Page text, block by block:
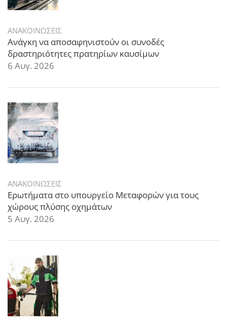
ΑΝΑΚΟΙΝΩΣΕΙΣ
Ανάγκη να αποσαφηνιστούν οι συνοδές
δραστηριότητες πρατηρίων καυσίμων
6 Αυγ. 2026
ΑΝΑΚΟΙΝΩΣΕΙΣ
Ερωτήματα στο υπουργείο Μεταφορών για τους
χώρους πλύσης οχημάτων
5 Αυγ. 2026